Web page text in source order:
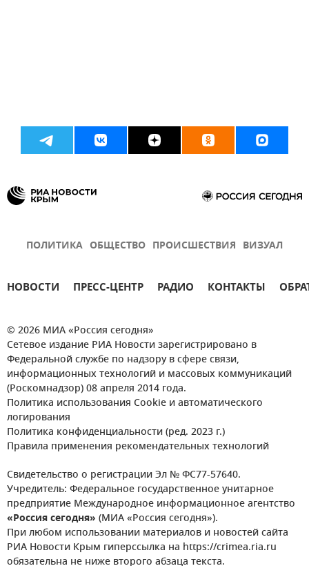
ПОЛИТИКА ОБЩЕСТВО ПРОИСШЕСТВИЯ ВИЗУАЛ
НОВОСТИ ПРЕСС-ЦЕНТР РАДИО КОНТАКТЫ
© 2026 МИА «Россия сегодня»
Сетевое издание РИА Новости зарегистрировано в
Федеральной службе по надзору в сфере связи,
информационных технологий и массовых коммуникаций
(Роскомнадзор) 08 апреля 2014 года.
Политика использования Cookie и автоматического
логирования
Политика конфиденциальности (ред. 2023 г.)
Правила применения рекомендательных технологий
Свидетельство о регистрации Эл № ФС77-57640.
Учредитель: Федеральное государственное унитарное
предприятие Международное информационное агентство
«Россия сегодня» (МИА «Россия сегодня»).
При любом использовании материалов и новостей сайта
РИА Новости Крым гиперссылка на https://crimea.ria.ru
обязательна не ниже второго абзаца текста.